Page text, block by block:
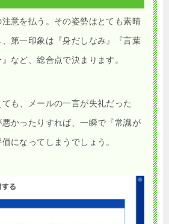
意を払う。その姿勢はとても素晴
第一印象は『身だしなみ』『言葉
など、総合点で決まります。
も、メールの一言が失礼だった
悪かったりすれば、一瞬で『常識が
になってしまうでしょう。